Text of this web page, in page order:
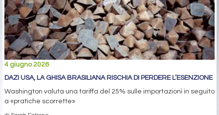
4 giugno 2026
DAZI USA, LA GHISA BRASILIANA RISCHIA DI PERDERE L’ESENZIONE
Washington valuta una tariffa del 25% sulle importazioni in seguito
a «pratiche scorrette»